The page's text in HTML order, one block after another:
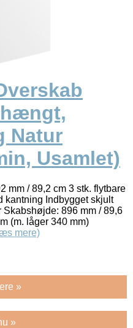
Natur
Usamlet)
mm / 89,2 cm 3 stk. flytbare
kantning Indbygget skjult
896 mm / 89,6
(m. låger 340 mm)
mere)
»
»